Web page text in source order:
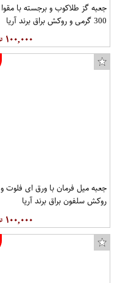
جعبه گز طلاکوب و برجسته با مقوا
300 گرمی و روکش براق برند آریا
۱۰۰,۰۰۰
جعبه میل فرمان با ورق ای فلوت و
روکش سلفون براق برند آریا
۱۰۰,۰۰۰